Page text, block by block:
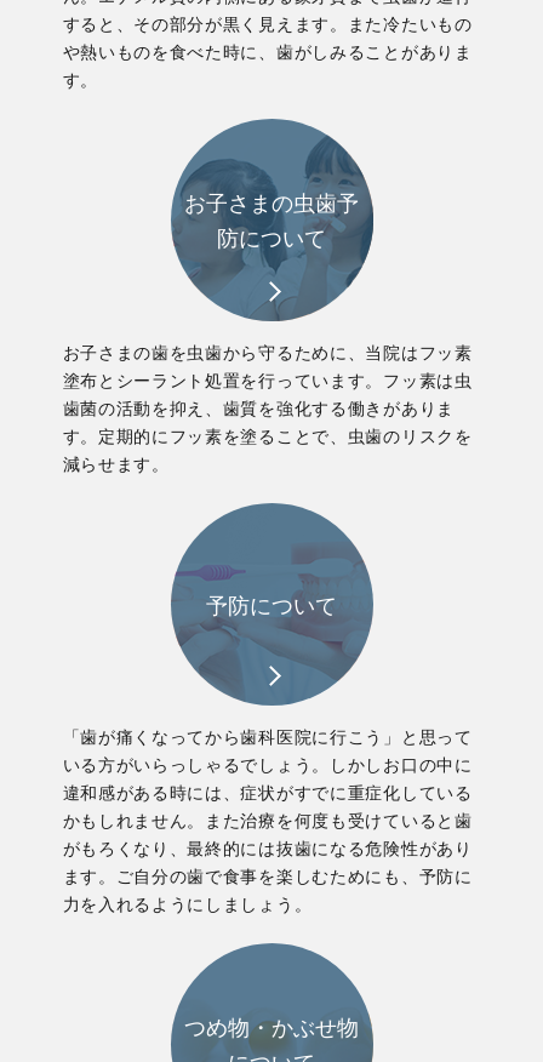
すると、その部分が黒く見えます。また冷たいもの
や熱いものを食べた時に、歯がしみることがありま
す。
お子さまの虫歯予
防について
お子さまの歯を虫歯から守るために、当院はフッ素
塗布とシーラント処置を行っています。フッ素は虫
歯菌の活動を抑え、歯質を強化する働きがありま
す。定期的にフッ素を塗ることで、虫歯のリスクを
減らせます。
予防について
「歯が痛くなってから歯科医院に行こう」と思って
いる方がいらっしゃるでしょう。しかしお口の中に
違和感がある時には、症状がすでに重症化している
かもしれません。また治療を何度も受けていると歯
がもろくなり、最終的には抜歯になる危険性があり
ます。ご自分の歯で食事を楽しむためにも、予防に
力を入れるようにしましょう。
つめ物・かぶせ物